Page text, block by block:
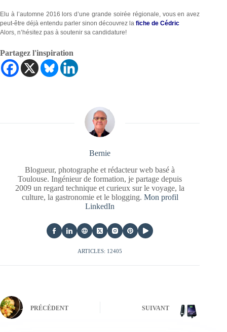
Elu à l’automne 2016 lors d’une grande soirée régionale, vous en avez
peut-être déjà entendu parler sinon découvrez la fiche de Cédric
Alors, n’hésitez pas à soutenir sa candidature!
Partagez l'inspiration
Bernie
Blogueur, photographe et rédacteur web basé à
Toulouse. Ingénieur de formation, je partage depuis
2009 un regard technique et curieux sur le voyage, la
culture, la gastronomie et le blogging. Mon profil
LinkedIn
ARTICLES: 12405
PRÉCÉDENT SUIVANT